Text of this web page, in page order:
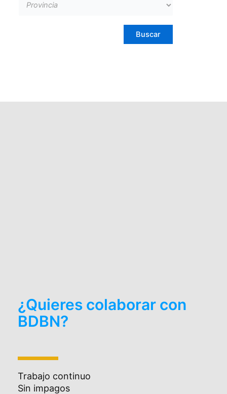
¿Quieres colaborar con
BDBN?
Trabajo continuo
Sin impagos